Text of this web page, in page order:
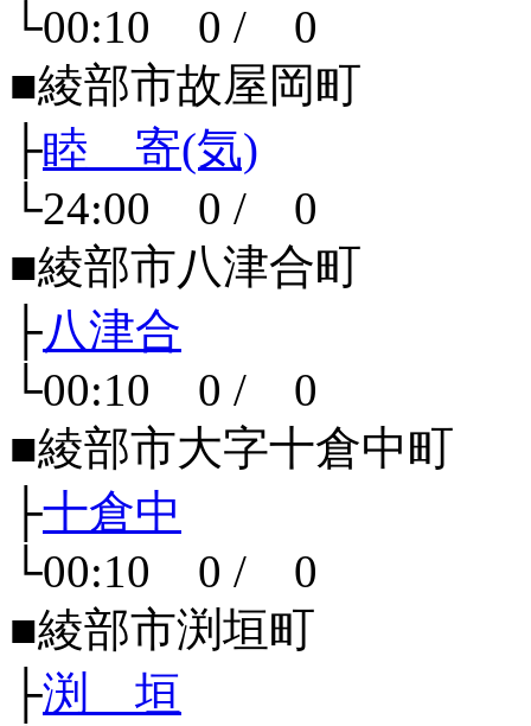
└00:10 0 / 0
■綾部市故屋岡町
├睦 寄(気)
└24:00 0 / 0
■綾部市八津合町
├八津合
└00:10 0 / 0
■綾部市大字十倉中町
├十倉中
└00:10 0 / 0
■綾部市渕垣町
├渕 垣